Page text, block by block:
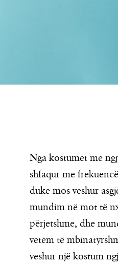
Nga kostumet me
shfaqur me
duke mos veshur
mundim në mot të
përjetshme, dhe
vetëm të
veshur një kostum